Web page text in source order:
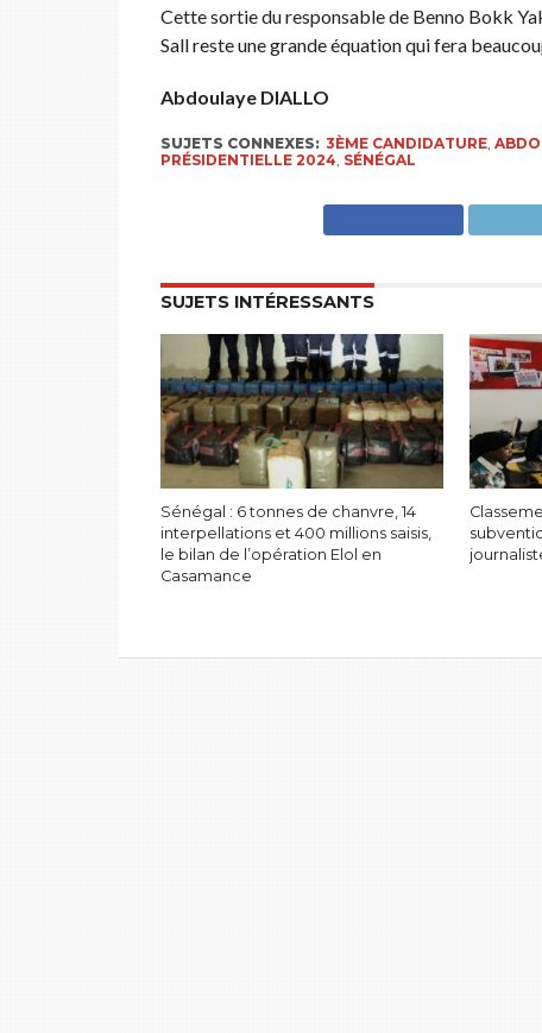
Cette sortie du responsable de Benno Bokk
Sall reste une grande équation qui fera
Abdoulaye DIALLO
SUJETS CONNEXES: 3ÈME CANDIDATURE,
PRÉSIDENTIELLE 2024 SÉNÉGAL
SUJETS INTÉRESSANTS
Sénégal : 6 tonnes de chanvre, 14
interpellations et 400 millions saisis,
le bilan de l’opération Elol en
Casamance